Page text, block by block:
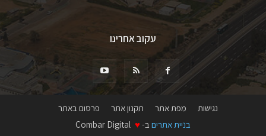
עקוב אחרינו
נגישות מפת אתר תקנון אתר
פרסום באתר
בניית אתרים ב- ♥